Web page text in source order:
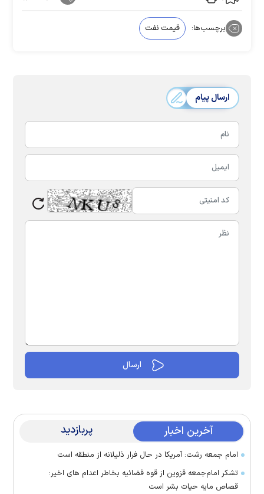
برچسب‌ها: قیمت نفت
ارسال پیام
آخرین اخبار پربازدید
امام جمعه رشت: آمریکا در حال فرار ذلیلانه از منطقه است
تشکر امام‌جمعه قزوین از قوه قضائیه بخاطر اعدام های اخیر:
قصاص مایه حیات بشر است